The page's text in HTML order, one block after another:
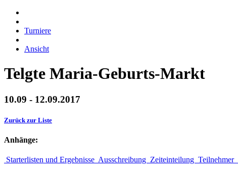
Turniere
Ansicht
Telgte Maria-Geburts-Markt
10.09 - 12.09.2017
Zurück zur Liste
Anhänge:
Starterlisten und Ergebnisse Ausschreibung Zeiteinteilung Teilnehmer